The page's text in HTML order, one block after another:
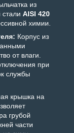
из
AISI 420
химии.
Корпус из
от влаги.
при
службы
крышка на
грубой
части